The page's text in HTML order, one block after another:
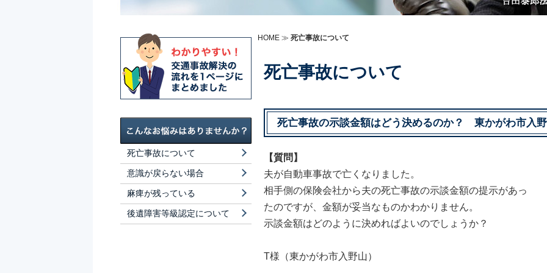
死亡事故について
意識が戻らない場合
麻痺が残っている
後遺障害等級認定について
死亡事故について
死亡事故の示談金額はどう決めるのか？ 東かがわ市入
【質問】
夫が自動車事故で亡くなりました。
相手側の保険会社から夫の死亡事故の示談金額の提示があっ
たのですが、金額が妥当なものかわかりません。
示談金額はどのように決めればよいのでしょうか？
T様（東かがわ市入野山）
HOME ≫ 死亡事故について